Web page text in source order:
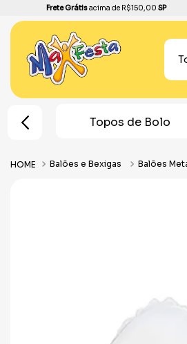
Frete Grátisacima de R$150,00 SP
Topos de Bolo
Balões e Bexigas Balões